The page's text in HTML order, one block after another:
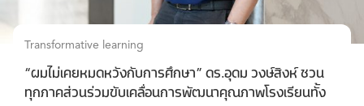
Transformative learning
“ผมไม่เคยหมดหวังกับการศึกษา” ดร.อุดม วงษ์สิงห์ ชวน
ทุกภาคส่วนร่วมขับเคลื่อนการพัฒนาคุณภาพโรงเรียนทั้ง